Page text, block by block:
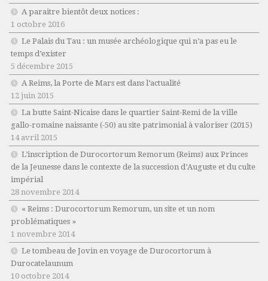
A paraitre bientôt deux notices :
1 octobre 2016
Le Palais du Tau : un musée archéologique qui n’a pas eu le
temps d’exister
5 décembre 2015
A Reims, la Porte de Mars est dans l’actualité
12 juin 2015
La butte Saint-Nicaise dans le quartier Saint-Remi de la ville
gallo-romaine naissante (-50) au site patrimonial à valoriser (2015)
14 avril 2015
L’inscription de Durocortorum Remorum (Reims) aux Princes
de la Jeunesse dans le contexte de la succession d’Auguste et du culte
impérial
28 novembre 2014
« Reims : Durocortorum Remorum, un site et un nom
problématiques »
1 novembre 2014
Le tombeau de Jovin en voyage de Durocortorum à
Durocatelaunum
10 octobre 2014